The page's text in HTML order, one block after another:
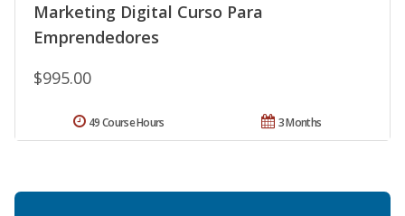
Marketing Digital Curso Para
Emprendedores
$995.00
3 Months
49 Course Hours